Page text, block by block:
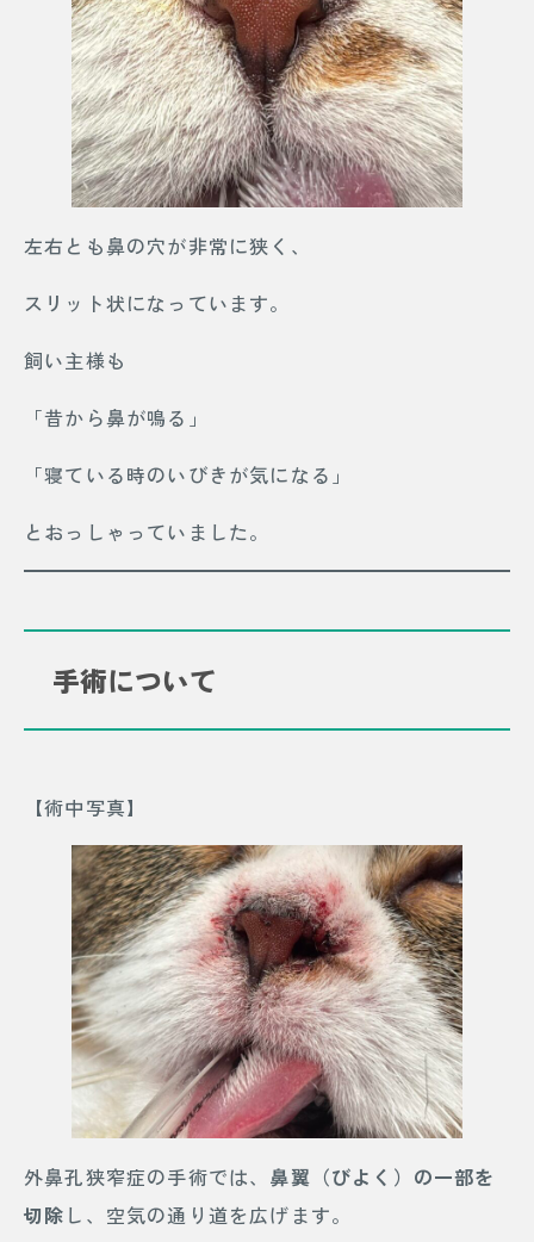
左右とも鼻の穴が非常に狭く、
スリット状になっています。
飼い主様も
「昔から鼻が鳴る」
「寝ている時のいびきが気になる」
とおっしゃっていました。
手術について
【術中写真】
外鼻孔狭窄症の手術では、 鼻翼（びよく）の一部を
切除 し、空気の通り道を広げます。